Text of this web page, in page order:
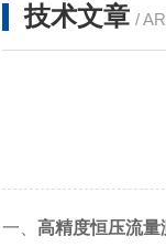
技术文章 /
一、 高精度恒压流量